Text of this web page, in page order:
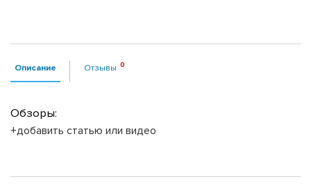
Описание Отзывы
Обзоры:
+добавить статью или видео